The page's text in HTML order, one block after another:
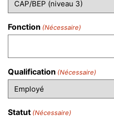
Fonction (Nécessaire)
Qualification (Nécessaire)
Statut (Nécessaire)